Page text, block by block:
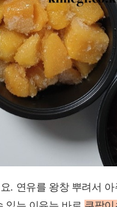
. 연유를 왕창 뿌려서